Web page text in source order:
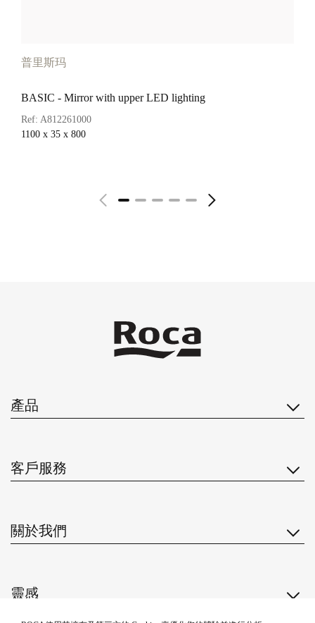
普里斯玛
BASIC - Mirror with upper LED lighting
Ref: A812261000
1100 x 35 x 800
產品
客戶服務
關於我們
靈感